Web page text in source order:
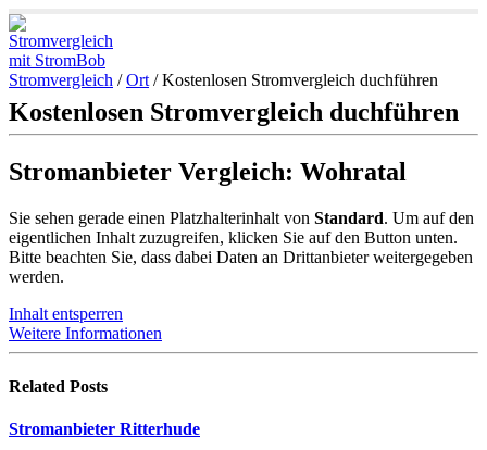
Stromvergleich /Ort /Kostenlosen Stromvergleich duchführen
Kostenlosen Stromvergleich duchführen
Stromanbieter Vergleich: Wohratal
Sie sehen gerade einen Platzhalterinhalt von Standard. Um auf den
eigentlichen Inhalt zuzugreifen, klicken Sie auf den Button unten.
Bitte beachten Sie, dass dabei Daten an Drittanbieter weitergegeben
werden.
Inhalt entsperren
Weitere Informationen
Related Posts
Stromanbieter Ritterhude